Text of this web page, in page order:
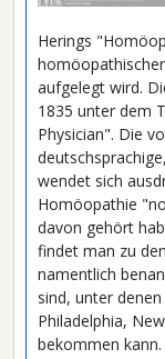
Herings
aufgelegt wird.
1835 unter dem
Physician". Die
wendet sich
Homöopathie
davon gehört
findet man zu
namentlich
sind, unter
Philadelphia,
bekommen kann.